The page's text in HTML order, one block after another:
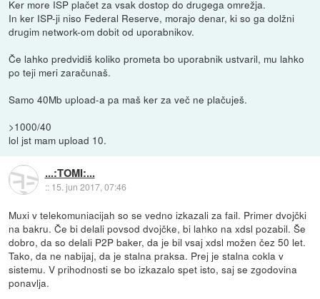
Ker more ISP plačet za vsak dostop do drugega omrežja.
In ker ISP-ji niso Federal Reserve, morajo denar, ki so ga dolžni
drugim network-om dobit od uporabnikov.
Če lahko predvidiš koliko prometa bo uporabnik ustvaril, mu lahko
po teji meri zaračunaš.
Samo 40Mb upload-a pa maš ker za več ne plačuješ.
>1000/40
lol jst mam upload 10.
...:TOMI:...
:: 15. jun 2017, 07:46
Muxi v telekomuniacijah so se vedno izkazali za fail. Primer dvojčki
na bakru. Če bi delali povsod dvojčke, bi lahko na xdsl pozabil. Še
dobro, da so delali P2P baker, da je bil vsaj xdsl možen čez 50 let.
Tako, da ne nabijaj, da je stalna praksa. Prej je stalna cokla v
sistemu. V prihodnosti se bo izkazalo spet isto, saj se zgodovina
ponavlja.